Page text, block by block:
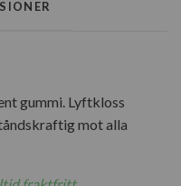
gummi. Lyftkloss
mot alla